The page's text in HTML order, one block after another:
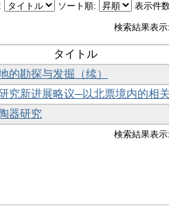
ソート順: 表示件
検索結果表
タイトル
的勘探与发掘（续）
究新进展略议─以北票境内的相
器研究
検索結果表